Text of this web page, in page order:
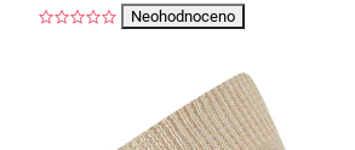
Neohodnoceno